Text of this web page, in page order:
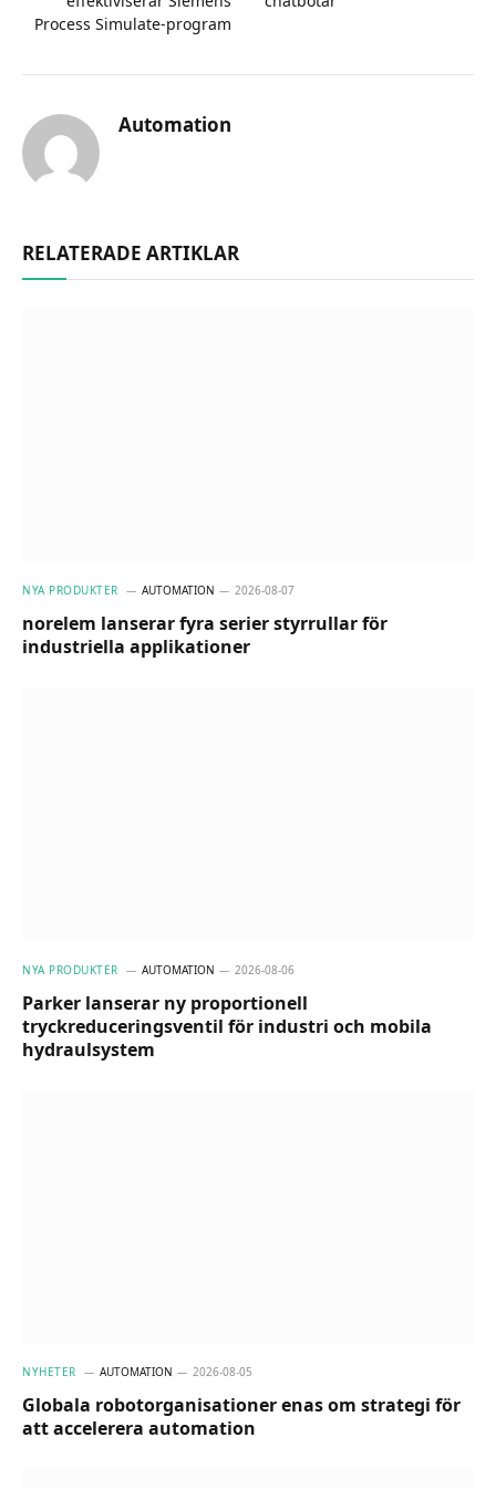
Process Simulate-program
Automation
RELATERADE ARTIKLAR
NYA PRODUKTER AUTOMATION 2026-08-07
norelem lanserar fyra serier styrrullar för
industriella applikationer
NYA PRODUKTER AUTOMATION 2026-08-06
Parker lanserar ny proportionell
tryckreduceringsventil för industri och mobila
hydraulsystem
NYHETER AUTOMATION 2026-08-05
Globala robotorganisationer enas om strategi för
att accelerera automation